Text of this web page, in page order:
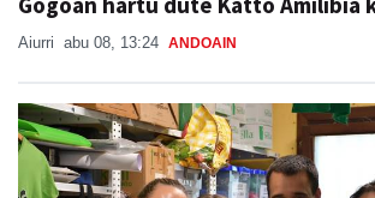
Aiurri abu 08, 13:24 ANDOAIN